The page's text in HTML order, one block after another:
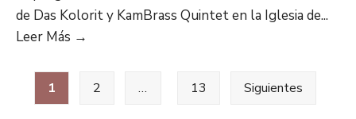
de Das Kolorit y KamBrass Quintet en la Iglesia de...
Leer Más →
1 2 … 13 Siguientes